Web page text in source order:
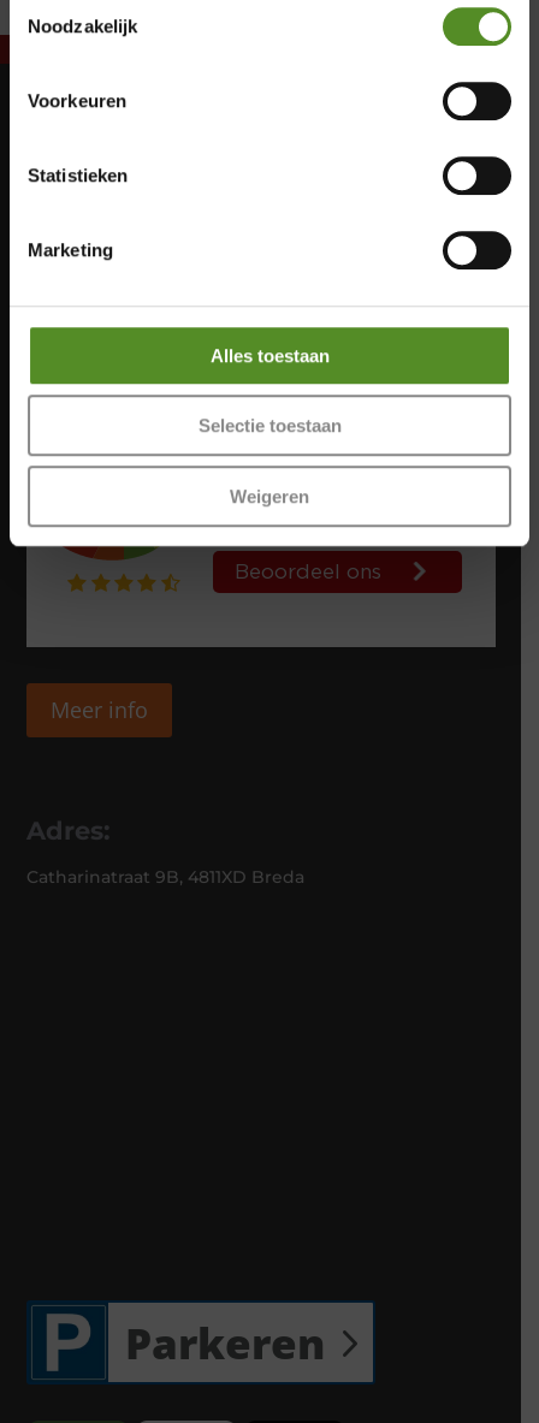
Noodzakelijk
Voorkeuren
Statistieken
Marketing
Alles toestaan
Selectie toestaan
Weigeren
Dinsdag: Gesloten
Vrijdag: 12:00 – 17:00
Zondag: 12:00 – 17:00
Meer info
Adres:
Catharinatraat 9B, 4811XD Breda
Parkeren
Donderdag 12:00 – 17:00
Zaterdag 12:00 – 17:00